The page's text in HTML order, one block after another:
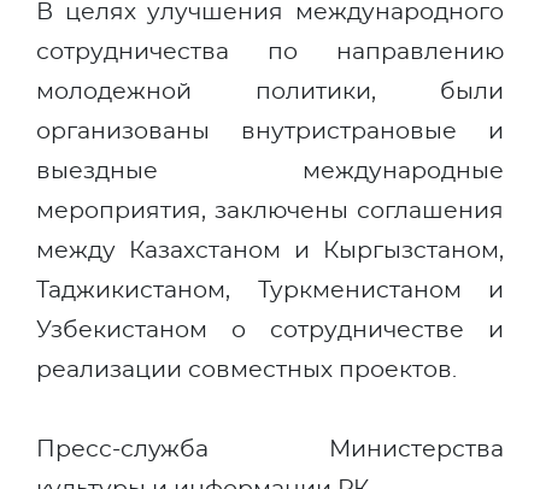
В целях улучшения международного
сотрудничества по направлению
молодежной политики, были
организованы внутристрановые и
выездные международные
мероприятия, заключены соглашения
между Казахстаном и Кыргызстаном,
Таджикистаном, Туркменистаном и
Узбекистаном о сотрудничестве и
реализации совместных проектов.
Пресс-служба Министерства